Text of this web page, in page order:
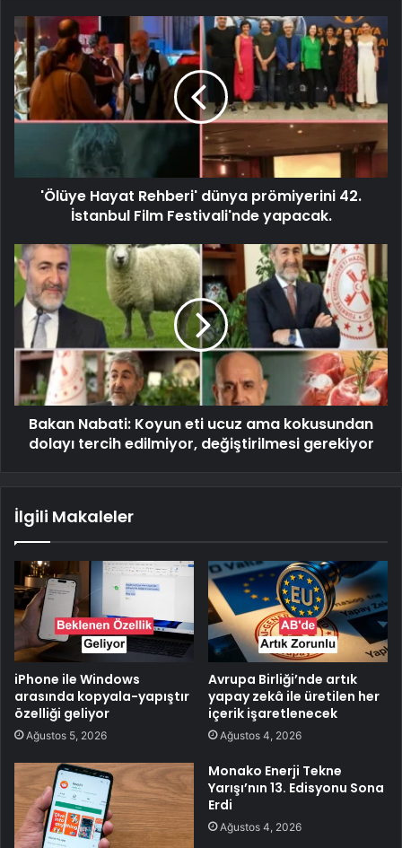
'Ölüye Hayat Rehberi' dünya prömiyerini 42.
İstanbul Film Festivali'nde yapacak.
Bakan Nabati: Koyun eti ucuz ama kokusundan
dolayı tercih edilmiyor, değiştirilmesi gerekiyor
İlgili Makaleler
iPhone ile Windows
arasında kopyala-yapıştır
özelliği geliyor
Ağustos 5, 2026
Avrupa Birliği’nde artık
yapay zekâ ile üretilen her
içerik işaretlenecek
Ağustos 4, 2026
Monako Enerji Tekne
Yarışı’nın 13. Edisyonu Sona
Erdi
Ağustos 4, 2026